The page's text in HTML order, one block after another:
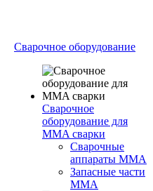
Сварочное оборудование
Сварочное
оборудование для
MMA сварки
Сварочные
аппараты MMA
Запасные части
MMA